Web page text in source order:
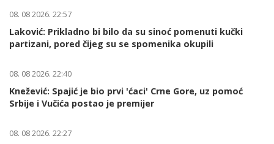
08. 08 2026. 22:57
Laković: Prikladno bi bilo da su sinoć pomenuti kučki
partizani, pored čijeg su se spomenika okupili
08. 08 2026. 22:40
Knežević: Spajić je bio prvi 'ćaci' Crne Gore, uz pomoć
Srbije i Vučića postao je premijer
08. 08 2026. 22:27